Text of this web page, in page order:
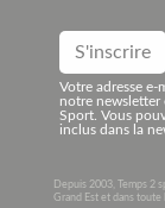
Votre adresse
notre newsletter
Sport. Vous
inclus dans la
Depuis 2003, Temps 2
Grand Est et dans toute